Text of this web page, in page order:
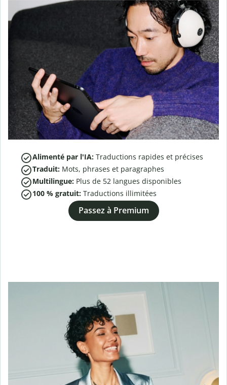
Alimenté par l'IA: Traductions rapides et précises
Traduit: Mots, phrases et paragraphes
Multilingue: Plus de 52 langues disponibles
100 % gratuit: Traductions illimitées
Passez à Premium